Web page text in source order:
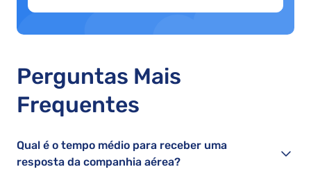
Perguntas Mais
Frequentes
Qual é o tempo médio para receber uma
resposta da companhia aérea?